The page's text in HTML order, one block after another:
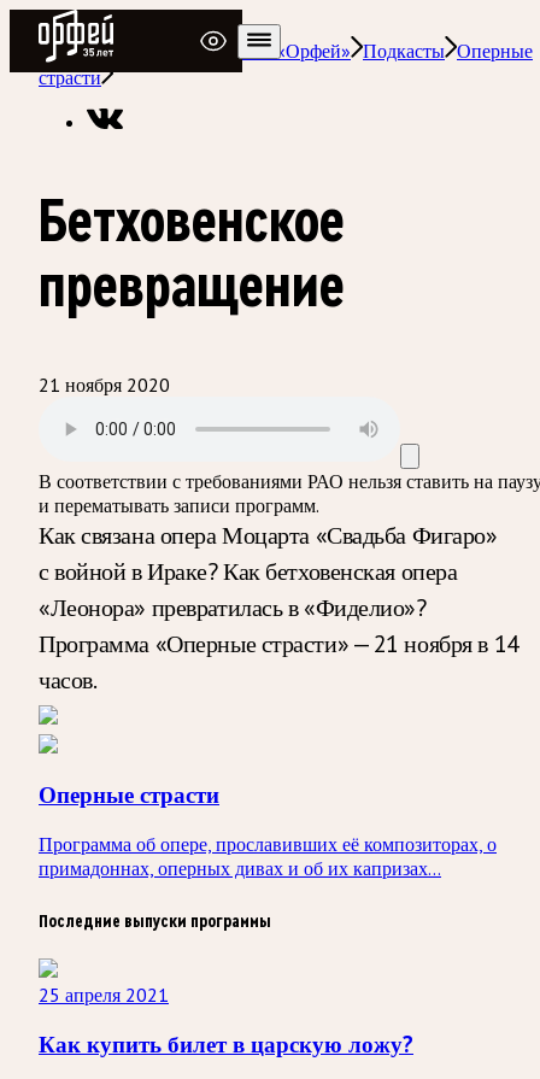
Радио Орфей
Радио классической музыки «Орфей» Подкасты Оперные
страсти
Бетховенское
превращение
21 ноября 2020
В соответствии с требованиями РАО нельзя ставить на
и перематывать записи программ.
Как связана опера Моцарта «Свадьба Фигаро»
с войной в Ираке? Как бетховенская опера
«Леонора» превратилась в «Фиделио»?
Программа «Оперные страсти» — 21 ноября в 14
часов.
Оперные страсти
Программа об опере, прославивших её композиторах, о
примадоннах, оперных дивах и об их капризах...
Последние выпуски программы
25 апреля 2021
Как купить билет в царскую ложу?